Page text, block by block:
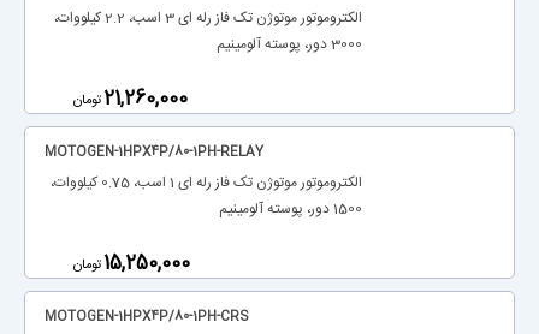
الکتروموتور موتوژن تک فاز رله ای 3 اسب، 2.2 کیلووات،
3000 دور، پوسته آلومینیم
‎21,260,000 تومان
MOTOGEN-1HPX4P/80-1PH-RELAY
الکتروموتور موتوژن تک فاز رله ای 1 اسب، 0.75 کیلووات،
1500 دور، پوسته آلومینیم
‎15,250,000 تومان
MOTOGEN-1HPX4P/80-1PH-CRS